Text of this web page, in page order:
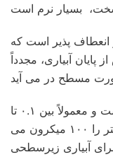
پذیر است که
آبیاری، مجدداً
بسیار نازک است و معمولاً بین ۰.۱ تا
۰.۶ میلی متر است (هر ۰.۱ میلی متر را ۱۰۰ میکرون می
آبیاری زیرسطحی